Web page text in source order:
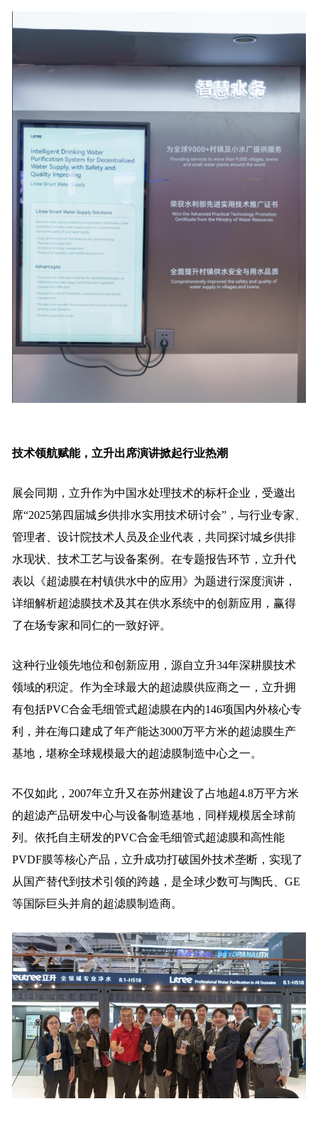
技术领航赋能，立升出席演讲掀起行业热潮
展会同期，立升作为中国水处理技术的标杆企业，受邀出
席“2025第四届城乡供排水实用技术研讨会”，与行业专家、
管理者、设计院技术人员及企业代表，共同探讨城乡供排
水现状、技术工艺与设备案例。在专题报告环节，立升代
表以《超滤膜在村镇供水中的应用》为题进行深度演讲，
详细解析超滤膜技术及其在供水系统中的创新应用，赢得
了在场专家和同仁的一致好评。
这种行业领先地位和创新应用，源自立升34年深耕膜技术
领域的积淀。作为全球最大的超滤膜供应商之一，立升拥
有包括PVC合金毛细管式超滤膜在内的146项国内外核心专
利，并在海口建成了年产能达3000万平方米的超滤膜生产
基地，堪称全球规模最大的超滤膜制造中心之一。
不仅如此，2007年立升又在苏州建设了占地超4.8万平方米
的超滤产品研发中心与设备制造基地，同样规模居全球前
列。依托自主研发的PVC合金毛细管式超滤膜和高性能
PVDF膜等核心产品，立升成功打破国外技术垄断，实现了
从国产替代到技术引领的跨越，是全球少数可与陶氏、GE
等国际巨头并肩的超滤膜制造商。